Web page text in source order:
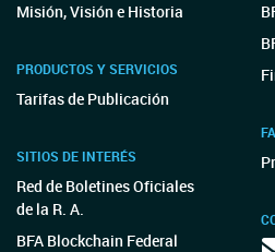
Misión, Visión e Historia
PRODUCTOS Y SERVICIOS
Tarifas de Publicación
SITIOS DE INTERÉS
Red de Boletines Oficiales
de la R. A.
BFA Blockchain Federal